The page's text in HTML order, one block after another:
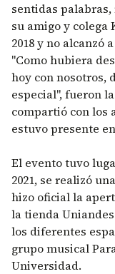
sentidas
su amigo y colega
2018 y no alcanzó
"Como hubiera
hoy con nosotros,
especial", fueron
compartió con los
estuvo presente
El evento tuvo
2021, se realizó
hizo oficial la
la tienda
los diferentes
grupo musical
Universidad.